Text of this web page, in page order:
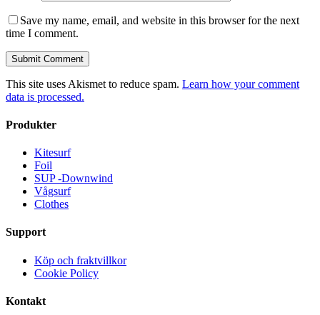
Save my name, email, and website in this browser for the next
time I comment.
This site uses Akismet to reduce spam. Learn how your comment
data is processed.
Produkter
Kitesurf
Foil
SUP -Downwind
Vågsurf
Clothes
Support
Köp och fraktvillkor
Cookie Policy
Kontakt